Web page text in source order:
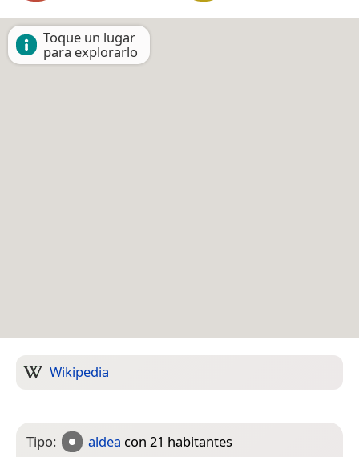
Toque un lugar
para explorarlo
Wikipedia
Tipo: aldea con 21 habitantes